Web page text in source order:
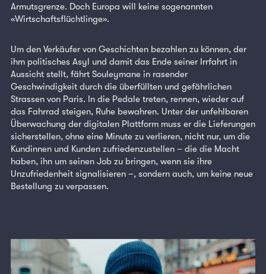
Armutsgrenze. Doch Europa will keine sogenannten
«Wirtschaftsflüchtlinge».
Um den Verkäufer von Geschichten bezahlen zu können, der
ihm politisches Asyl und damit das Ende seiner Irrfahrt in
Aussicht stellt, fährt Souleymane in rasender
Geschwindigkeit durch die überfüllten und gefährlichen
Strassen von Paris. In die Pedale treten, rennen, wieder auf
das Fahrrad steigen, Ruhe bewahren. Unter der unfehlbaren
Überwachung der digitalen Plattform muss er die Lieferungen
sicherstellen, ohne eine Minute zu verlieren, nicht nur, um die
Kundinnen und Kunden zufriedenzustellen – die die Macht
haben, ihn um seinen Job zu bringen, wenn sie ihre
Unzufriedenheit signalisieren –, sondern auch, um keine neue
Bestellung zu verpassen.